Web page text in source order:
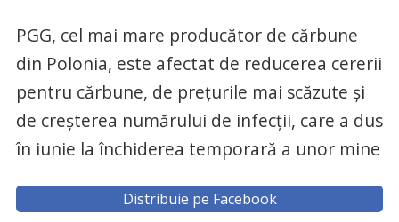
PGG, cel mai mare producător de cărbune
din Polonia, este afectat de reducerea cererii
pentru cărbune, de preţurile mai scăzute şi
de creşterea numărului de infecţii, care a dus
în iunie la închiderea temporară a unor mine
Distribuie pe Facebook